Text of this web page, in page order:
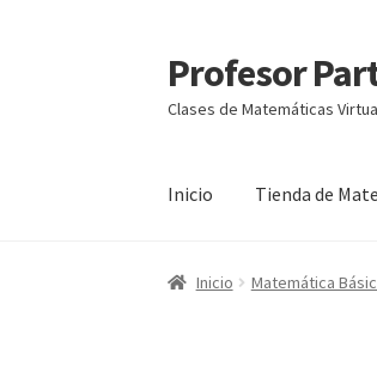
Ir
a
la
Ir
al
contenido
Profesor
Clases de Matemáticas
Inicio Tienda de
Inicio Matemática